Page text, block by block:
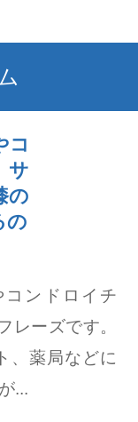
コ
サ
の
の
コンドロイチ
レーズです。
、薬局などに
...